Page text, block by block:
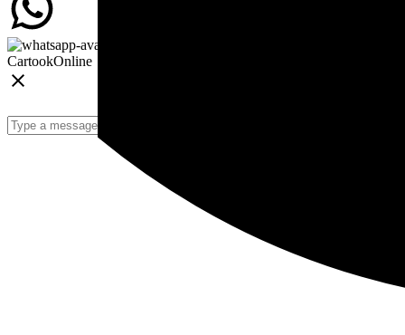
CartookOnline